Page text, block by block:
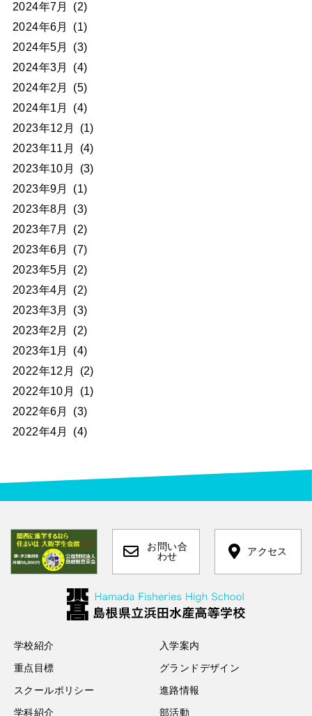
2024年7月
(2)
2024年6月
(1)
2024年5月
(3)
2024年3月
(4)
2024年2月
(5)
2024年1月
(4)
2023年12月
(1)
2023年11月
(4)
2023年10月
(3)
2023年9月
(1)
2023年8月
(3)
2023年7月
(2)
2023年6月
(7)
2023年5月
(2)
2023年4月
(2)
2023年3月
(3)
2023年2月
(2)
2023年1月
(4)
2022年12月
(2)
2022年10月
(1)
2022年6月
(3)
2022年4月
(4)
お問い合
わせ
アクセス
学校紹介
入学案内
重点目標
グランドデザイン
スクールポリシー
進路情報
学科紹介
部活動